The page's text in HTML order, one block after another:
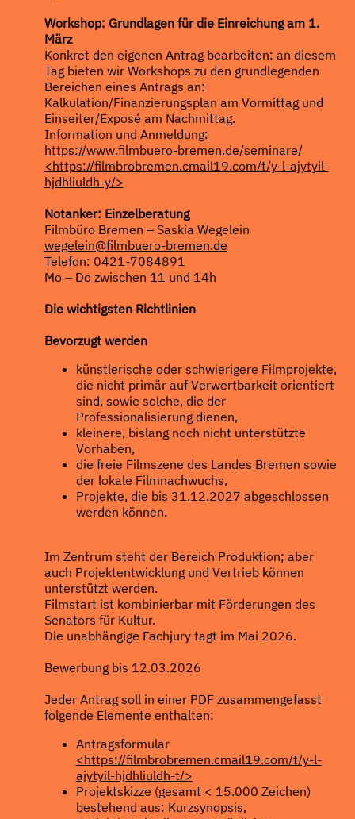
Workshop: Grundlagen für die Einreichung am 1.
März
Konkret den eigenen Antrag bearbeiten: an diesem
Tag bieten wir Workshops zu den grundlegenden
Bereichen eines Antrags an:
Kalkulation/Finanzierungsplan am Vormittag und
Einseiter/Exposé am Nachmittag.
Information und Anmeldung:
https://www.filmbuero-bremen.de/seminare/
<https://filmbrobremen.cmail19.com/t/y-l-ajytyil-
hjdhliuldh-y/>
Notanker: Einzelberatung
Filmbüro Bremen – Saskia Wegelein
wegelein@filmbuero-bremen.de
Telefon: 0421-7084891
Mo – Do zwischen 11 und 14h
Die wichtigsten Richtlinien
Bevorzugt werden
künstlerische oder schwierigere Filmprojekte,
die nicht primär auf Verwertbarkeit orientiert
sind, sowie solche, die der
Professionalisierung dienen,
kleinere, bislang noch nicht unterstützte
Vorhaben,
die freie Filmszene des Landes Bremen sowie
der lokale Filmnachwuchs,
Projekte, die bis 31.12.2027 abgeschlossen
werden können.
Im Zentrum steht der Bereich Produktion; aber
auch Projektentwicklung und Vertrieb können
unterstützt werden.
Filmstart ist kombinierbar mit Förderungen des
Senators für Kultur.
Die unabhängige Fachjury tagt im Mai 2026.
Bewerbung bis 12.03.2026
Jeder Antrag soll in einer PDF zusammengefasst
folgende Elemente enthalten:
Antragsformular
<https://filmbrobremen.cmail19.com/t/y-l-
ajytyil-hjdhliuldh-t/>
Projektskizze (gesamt < 15.000 Zeichen)
bestehend aus: Kurzsynopsis,